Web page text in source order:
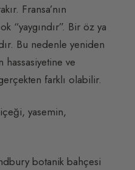
Fransa’nın
“yaygındır”. Bir öz ya
Bu nedenle yeniden
hassasiyetine ve
farklı olabilir.
yasemin,
botanik bahçesi